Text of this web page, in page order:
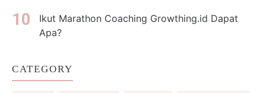
Ikut Marathon Coaching Growthing.id Dapat
Apa?
CATEGORY